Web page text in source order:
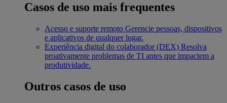
Casos de uso mais frequentes
Acesso e suporte remoto Gerencie pessoas, dispositivos
e aplicativos de qualquer lugar.
Experiência digital do colaborador (DEX) Resolva
proativamente problemas de TI antes que impactem a
produtividade.
Outros casos de uso